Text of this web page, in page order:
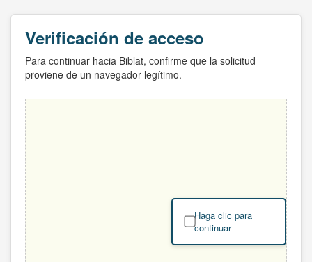
Verificación de acceso
Para continuar hacia Biblat, confirme que la solicitud
proviene de un navegador legítimo.
Haga clic para
continuar